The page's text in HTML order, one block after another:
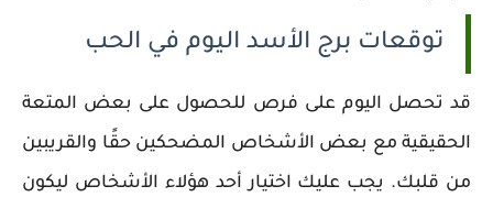
توقعات برج الأسد اليوم في الحب
قد تحصل اليوم على فرص للحصول على بعض المتعة
الحقيقية مع بعض الأشخاص المضحكين حقًا والقريبين
من قلبك. يجب عليك اختيار أحد هؤلاء الأشخاص ليكون